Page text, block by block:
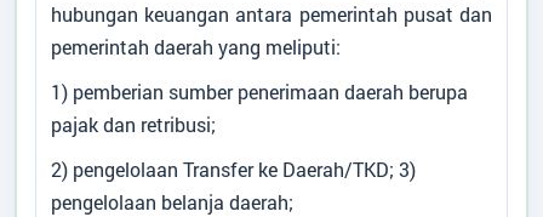
hubungan keuangan antara pemerintah pusat dan
pemerintah daerah yang meliputi:
1) pemberian sumber penerimaan daerah berupa
pajak dan retribusi;
2) pengelolaan Transfer ke Daerah/TKD; 3)
pengelolaan belanja daerah;